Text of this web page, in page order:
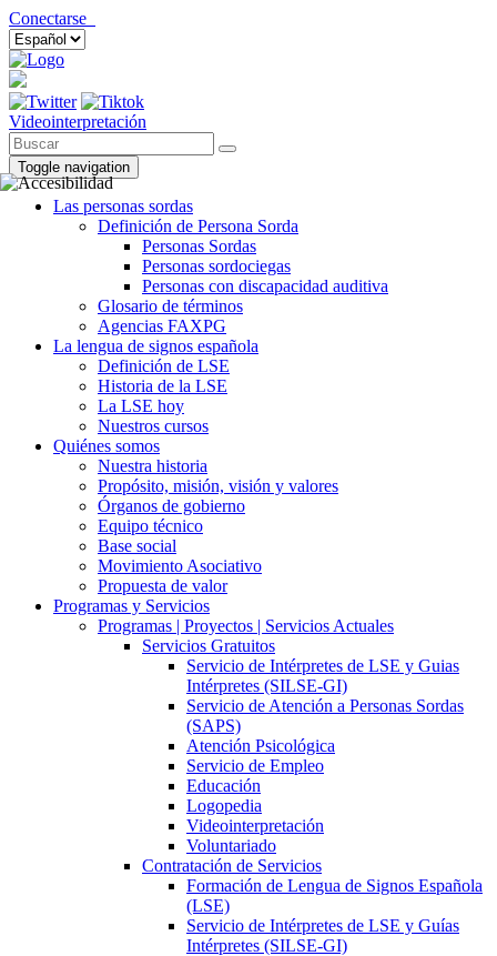
Conectarse
Videointerpretación
Toggle navigation
Las personas sordas
Definición de Persona Sorda
Personas Sordas
Personas sordociegas
Personas con discapacidad auditiva
Glosario de términos
Agencias FAXPG
La lengua de signos española
Definición de LSE
Historia de la LSE
La LSE hoy
Nuestros cursos
Quiénes somos
Nuestra historia
Propósito, misión, visión y valores
Órganos de gobierno
Equipo técnico
Base social
Movimiento Asociativo
Propuesta de valor
Programas y Servicios
Programas | Proyectos | Servicios Actuales
Servicios Gratuitos
Servicio de Intérpretes de LSE y Guias
Intérpretes (SILSE-GI)
Servicio de Atención a Personas Sordas
(SAPS)
Atención Psicológica
Servicio de Empleo
Educación
Logopedia
Videointerpretación
Voluntariado
Contratación de Servicios
Formación de Lengua de Signos Española
(LSE)
Servicio de Intérpretes de LSE y Guías
Intérpretes (SILSE-GI)